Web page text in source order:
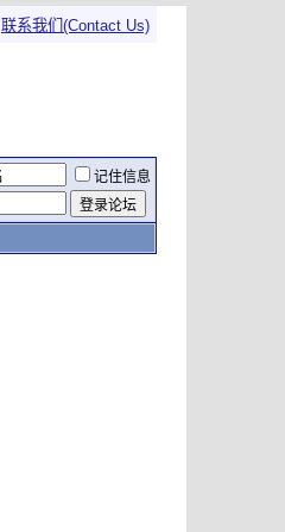
联系我们(Contact Us)
记住信息